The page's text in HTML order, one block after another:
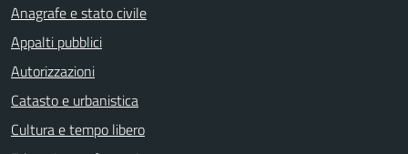
Anagrafe e stato civile
Appalti pubblici
Autorizzazioni
Catasto e urbanistica
Cultura e tempo libero